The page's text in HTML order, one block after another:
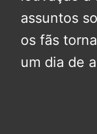
assuntos
os fãs
um dia de